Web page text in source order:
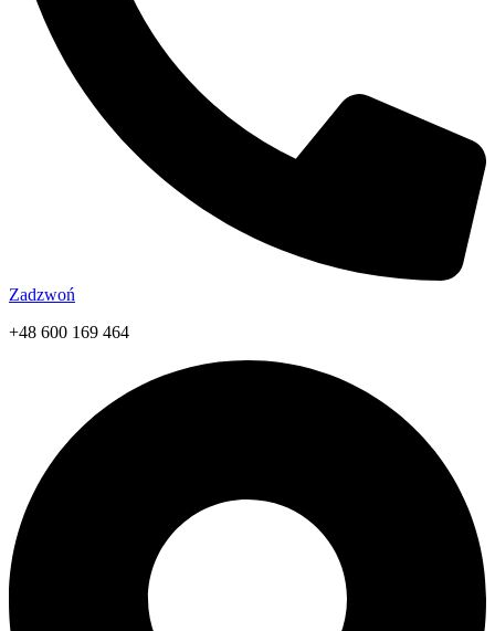
Zadzwoń
+48 600 169 464